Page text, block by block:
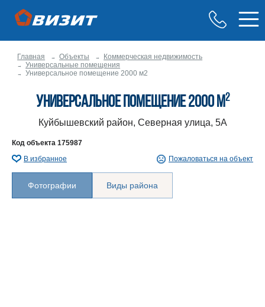
Главная Объекты
Коммерческая недвижимость
Универсальные помещения
Универсальное помещение 2000 м2
Универсальное помещение 2000 м2
Куйбышевский район, Северная улица, 5А
Код объекта 175987
В избранное
Пожаловаться на объект
Фотографии Виды района